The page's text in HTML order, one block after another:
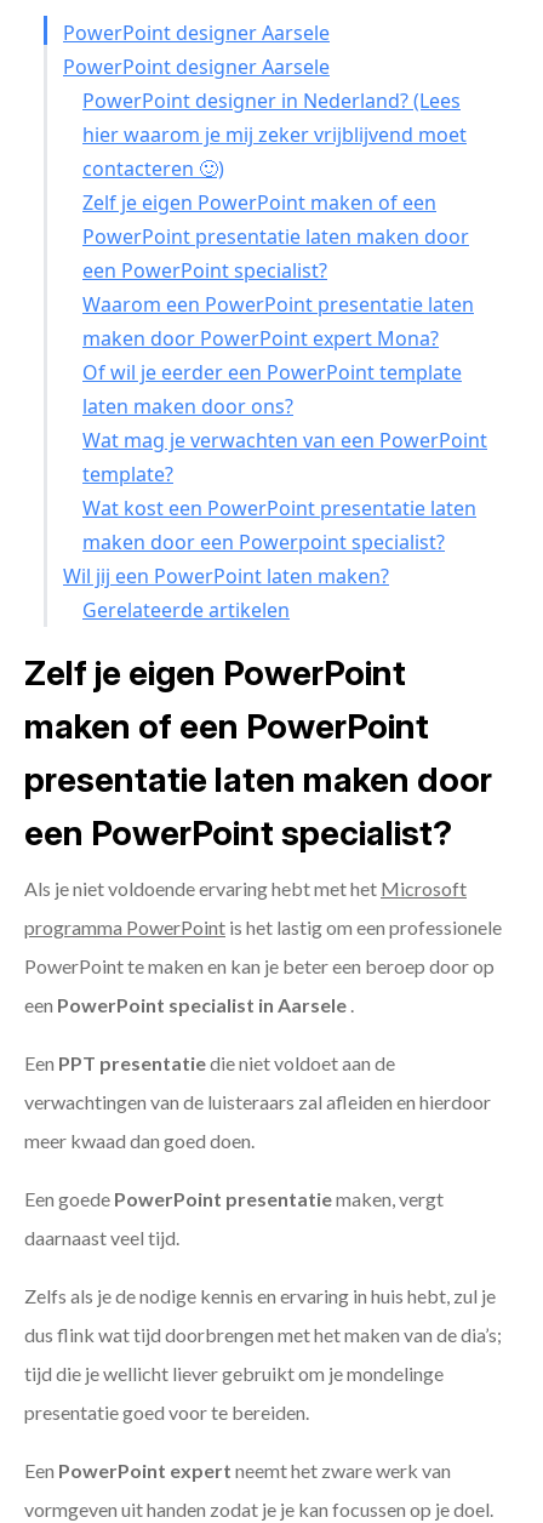
PowerPoint designer Aarsele
PowerPoint designer Aarsele
PowerPoint designer in Nederland? (Lees
hier waarom je mij zeker vrijblijvend moet
contacteren 🙂)
Zelf je eigen PowerPoint maken of een
PowerPoint presentatie laten maken door
een PowerPoint specialist?
Waarom een PowerPoint presentatie laten
maken door PowerPoint expert Mona?
Of wil je eerder een PowerPoint template
laten maken door ons?
Wat mag je verwachten van een PowerPoint
template?
Wat kost een PowerPoint presentatie laten
maken door een Powerpoint specialist?
Wil jij een PowerPoint laten maken?
Gerelateerde artikelen
Zelf je eigen PowerPoint
maken of een PowerPoint
presentatie laten maken door
een PowerPoint specialist?
Als je niet voldoende ervaring hebt met het Microsoft
programma PowerPoint is het lastig om een professionele
PowerPoint te maken en kan je beter een beroep door op
een PowerPoint specialist in Aarsele .
Een PPT presentatiedie niet voldoet aan de
verwachtingen van de luisteraars zal afleiden en hierdoor
meer kwaad dan goed doen.
Een goede PowerPoint presentatiemaken, vergt
daarnaast veel tijd.
Zelfs als je de nodige kennis en ervaring in huis hebt, zul je
dus flink wat tijd doorbrengen met het maken van de dia’s;
tijd die je wellicht liever gebruikt om je mondelinge
presentatie goed voor te bereiden.
Een PowerPoint expert neemt het zware werk van
vormgeven uit handen zodat je je kan focussen op je doel.